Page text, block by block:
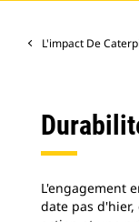
L'impact De
L'engagement
date pas d'hier,